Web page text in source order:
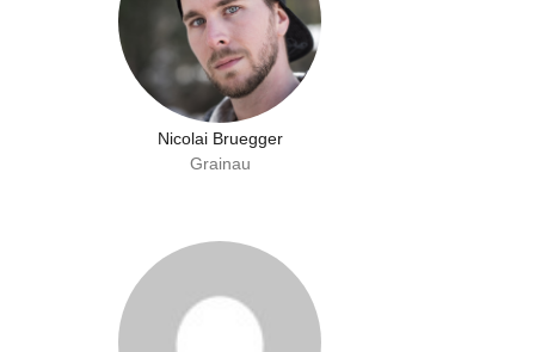
Nicolai Bruegger
Grainau